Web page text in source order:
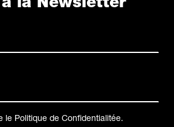
la Newsletter
le Politique de Confidentialitée.